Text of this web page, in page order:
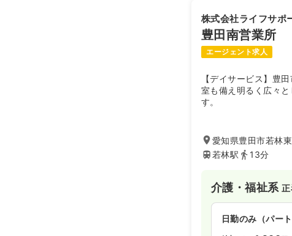
株式会社ライフサポ
豊田南営業所
エージェント求人
【デイサービス】豊
室も備え明るく広々
す。
愛知県豊田市若林
若林駅
13分
介護・福祉系
日勤のみ（パート